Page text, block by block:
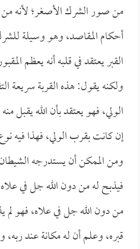
من صور الشرك الأصغر؛ لأنه من
أحكام المقاصد، وهو وسيلة
القبر يعتقد في قلبه أنه يعظم
ولكنه يقول: هذه القربة سريعة
الولي، فهو يعتقد بأن الله يقبل
إن كانت بقرب الولي، فهذا فيه
ومن الممكن أن يستدرجه
فيذبح له من دون الله جل في
من دون الله جل في علاه، فهو لم
قبره، وعلم أن له مكانة عند ربه،